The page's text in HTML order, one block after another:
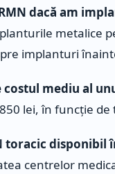
dacă am
metalice
implanturi
costul mediu al
lei, în funcție
toracic disponibil
centrelor